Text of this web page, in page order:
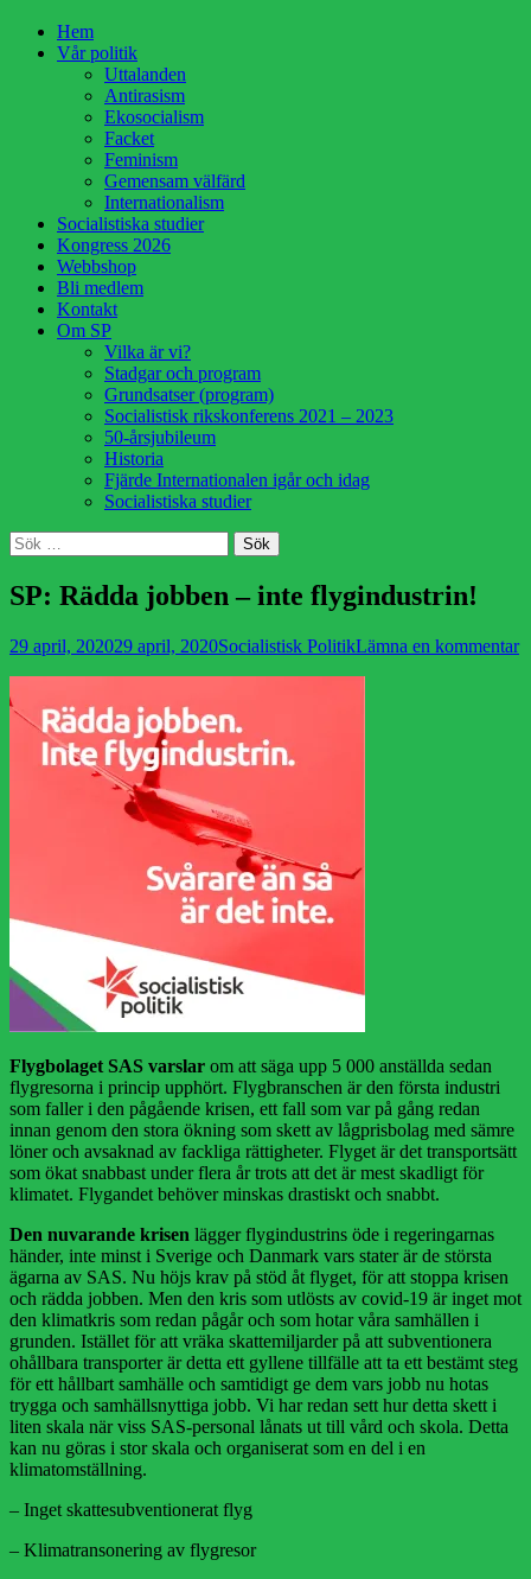
HoppaHem
Vår politik
Uttalanden
Antirasism
Ekosocialism
Facket
Feminism
Gemensam välfärd
Internationalism
Socialistiska studier
Kongress 2026
Webbshop
Bli medlem
Kontakt
Om SP
Vilka är vi?
Stadgar och program
Grundsatser (program)
Socialistisk rikskonferens 2021 – 2023
50-årsjubileum
Historia
Fjärde Internationalen igår och idag
Socialistiska studier
Sök
Sök
efter:
SP: Rädda jobben – inte flygindustrin!
Publicerad
29 april, 202029 april, 2020Författare
Socialistisk PolitikLämna en kommentar
Flygbolaget SAS varslar om att säga upp 5 000 anställda sedan
flygresorna i princip upphört. Flygbranschen är den första industri
som faller i den pågående krisen, ett fall som var på gång redan
innan genom den stora ökning som skett av lågprisbolag med sämre
löner och avsaknad av fackliga rättigheter. Flyget är det transportsätt
som ökat snabbast under flera år trots att det är mest skadligt för
klimatet. Flygandet behöver minskas drastiskt och snabbt.
Den nuvarande krisen lägger flygindustrins öde i regeringarnas
händer, inte minst i Sverige och Danmark vars stater är de största
ägarna av SAS. Nu höjs krav på stöd åt flyget, för att stoppa krisen
och rädda jobben. Men den kris som utlösts av covid-19 är inget mot
den klimatkris som redan pågår och som hotar våra samhällen i
grunden. Istället för att vräka skattemiljarder på att subventionera
ohållbara transporter är detta ett gyllene tillfälle att ta ett bestämt steg
för ett hållbart samhälle och samtidigt ge dem vars jobb nu hotas
trygga och samhällsnyttiga jobb. Vi har redan sett hur detta skett i
liten skala när viss SAS-personal lånats ut till vård och skola. Detta
kan nu göras i stor skala och organiserat som en del i en
klimatomställning.
– Inget skattesubventionerat flyg
– Klimatransonering av flygresor